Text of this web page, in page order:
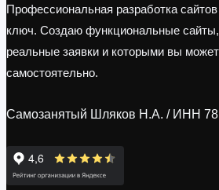
Профессиональная разработка
ключ. Создаю функциональные сайты,
реальные заявки и которыми вы
самостоятельно.
Самозанятый Шляков Н.А. / ИНН